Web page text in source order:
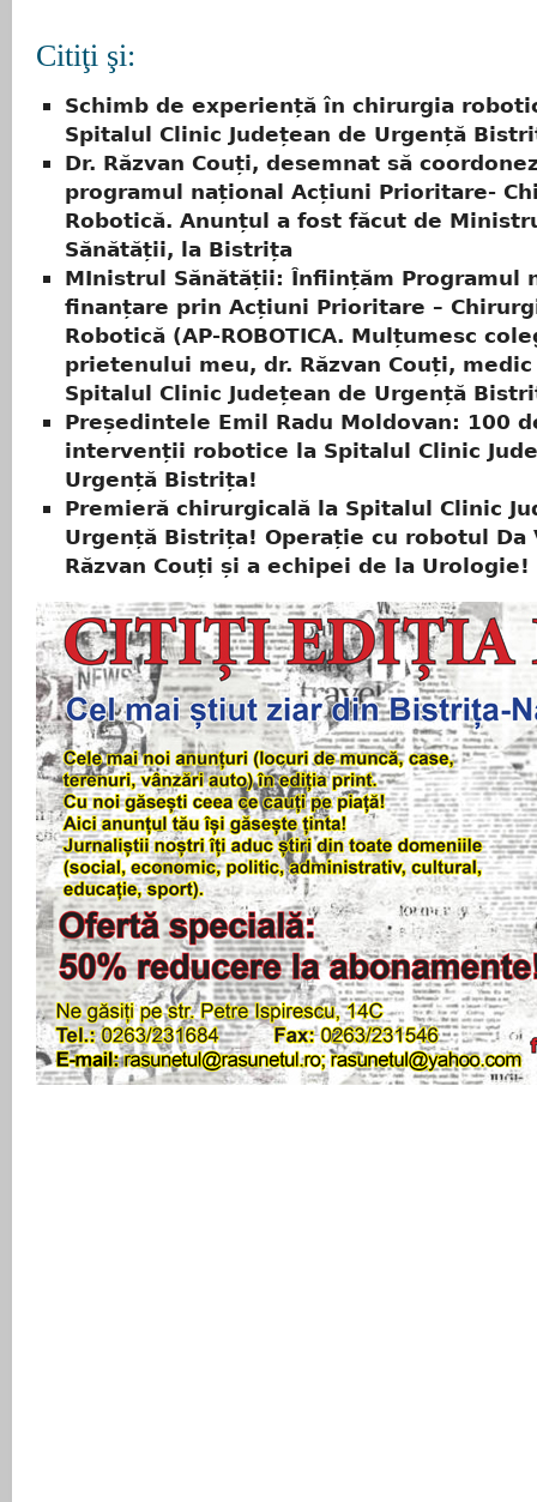
Citiţi şi:
Schimb de experiență în chirurgia
Spitalul Clinic Județean de Urgență
Dr. Răzvan Couți, desemnat să
programul național Acțiuni Prioritare-
Robotică. Anunțul a fost făcut de
Sănătății, la Bistrița
MInistrul Sănătății: Înființăm Programul
finanțare prin Acțiuni Prioritare –
Robotică (AP-ROBOTICA. Mulțumesc
prietenului meu, dr. Răzvan Couți,
Spitalul Clinic Județean de Urgență
Președintele Emil Radu Moldovan: 100
intervenții robotice la Spitalul Clinic
Urgență Bistrița!
Premieră chirurgicală la Spitalul Clinic
Urgență Bistrița! Operație cu robotul Da
Răzvan Couți și a echipei de la Urologie!